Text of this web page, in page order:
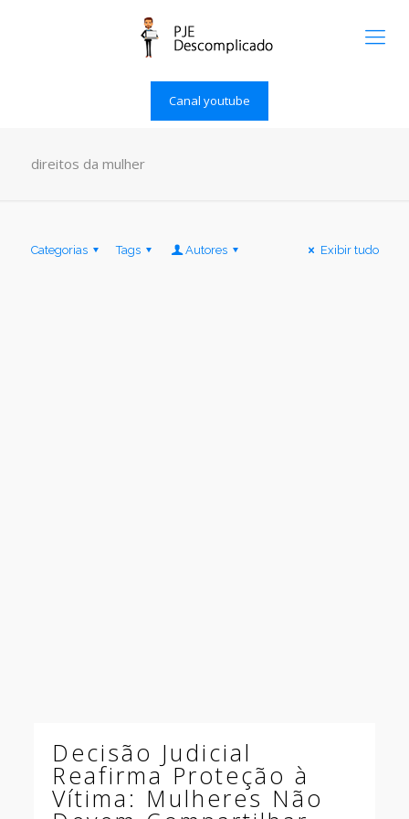
Canal youtube
direitos da mulher
Categorias Tags Autores Exibir tudo
Decisão Judicial
Reafirma Proteção à
Vítima: Mulheres Não